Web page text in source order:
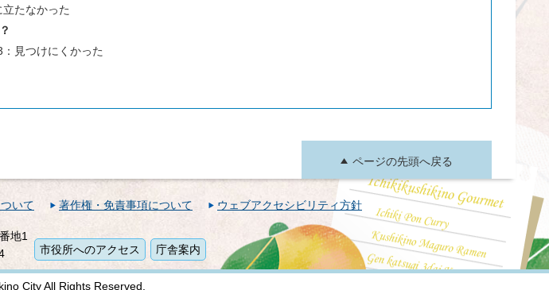
たなかった
：見つけにくかった
ページの先頭へ戻る
いて 著作権・免責事項について ウェブアクセシビリティ方針
地1
市役所へのアクセス 庁舎案内
City All Rights Reserved.